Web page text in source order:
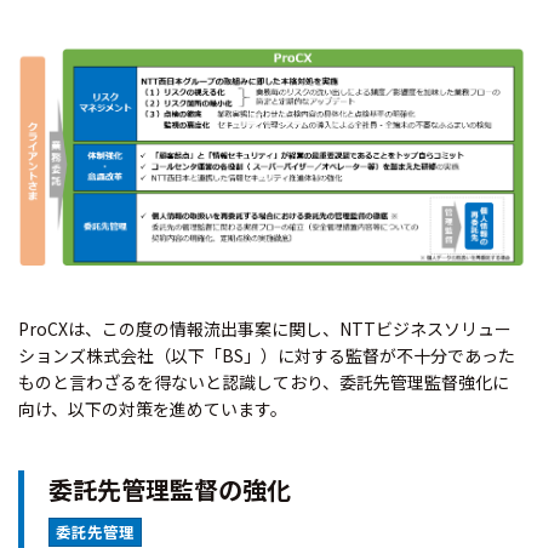
ProCXは、この度の情報流出事案に関し、NTTビジネスソリュー
ションズ株式会社（以下「BS」）に対する監督が不十分であった
ものと言わざるを得ないと認識しており、委託先管理監督強化に
向け、以下の対策を進めています。
委託先管理監督の強化
委託先管理